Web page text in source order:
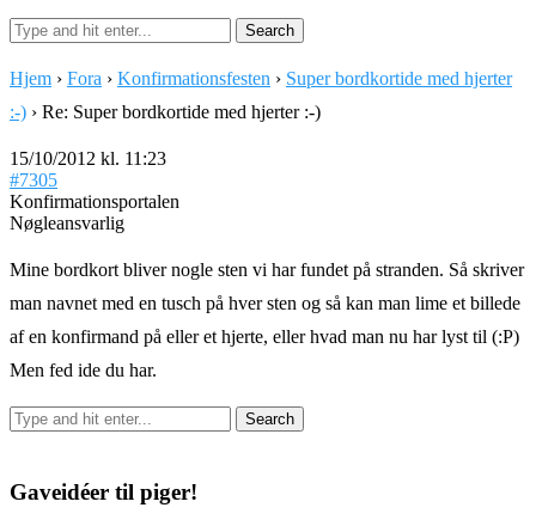
Hjem › Fora › Konfirmationsfesten › Super bordkortide med hjerter
:-) › Re: Super bordkortide med hjerter :-)
15/10/2012 kl. 11:23
#7305
Konfirmationsportalen
Nøgleansvarlig
Mine bordkort bliver nogle sten vi har fundet på stranden. Så skriver
man navnet med en tusch på hver sten og så kan man lime et billede
af en konfirmand på eller et hjerte, eller hvad man nu har lyst til (:P)
Men fed ide du har.
Gaveidéer til piger!